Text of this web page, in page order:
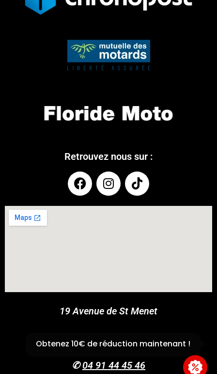
Retrouvez nous sur :
19 Avenue de St Menet
13011 Marseille
✆04 91 44 45 46
Obtenez 10€ de réduction maintenant !